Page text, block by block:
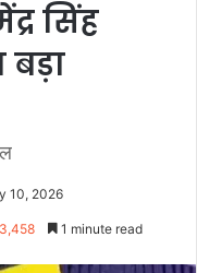
सिंह
बड़ा
10, 2026
3,458 1 minute read